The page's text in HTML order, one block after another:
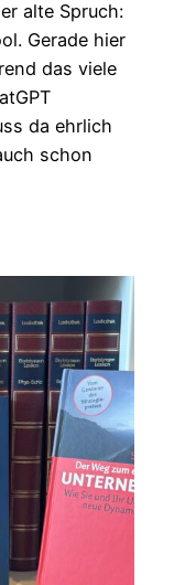
alte Spruch:
Gerade hier
das viele
da ehrlich
schon